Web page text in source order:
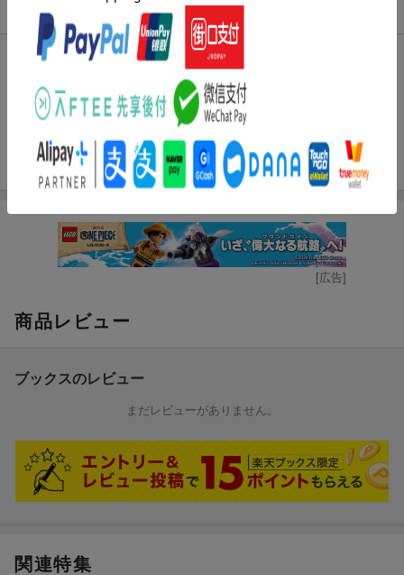
商品説明
内容紹介（JPROより）
ファッションやトレンドから、最新のグッズやギアまで、さまざ
まなカルチャーとともに米国製品は我々の生活に浸透、憧れの対
象となるものも数多く存在している。そんなMadeinUSAの品々を
集めた16年度版アメリカ製品カタログの決定版！
[広告]
商品レビュー
ブックスのレビュー
まだレビューがありません。
関連特集